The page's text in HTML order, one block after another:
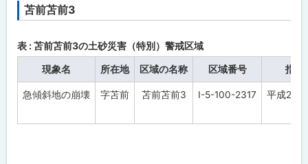
ト
プ
に
る
苫前苫前3
表 : 苫前苫前3の土砂災害（特別）警戒区域
現象名 所在地 区域の名称 区域番号 指定
急傾斜地の崩壊 字苫前 苫前苫前3 Ⅰ-5-100-2317 平成28